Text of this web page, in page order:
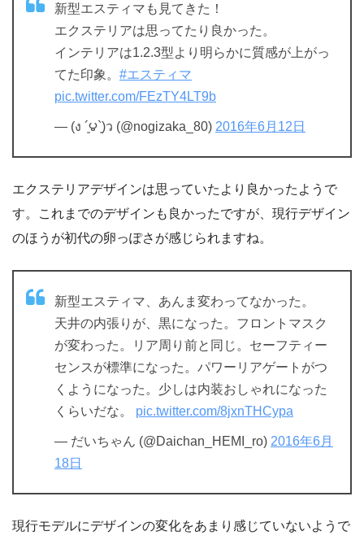
新型エスティマも見てきた！
エクステリアは思ってたり良かった。
インテリアは1.2.3型より明らかに質感が上がっ
てた印象。 #エスティマ
pic.twitter.com/FEzTY4LT9b
— (ง ´͈౪`͈)ว (@nogizaka_80) 2016年6月12日
エクステリアデザインは思っていたより良かったようで
す。これまでのデザインも良かったですが、現行デザイン
のほうが初代の卵っぽさが感じられますね。
新型エスティマ、あんま変わってなかった。
天井の内張りが、黒になった。フロントマスク
が変わった。リア周り前と同じ。セーフティー
センスが標準になった。パワーリアゲートがつ
くようになった。少しは内装おしゃれになった
くらいだな。 pic.twitter.com/8jxnTHCypa
— だいちゃん (@Daichan_HEMI_ro) 2016年6月
18日
現行モデルにデザインの変化をあまり感じていないようで